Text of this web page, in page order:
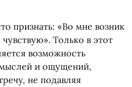
признать: «Во мне возник
Только в этот
возможность
и ощущений,
не подавляя